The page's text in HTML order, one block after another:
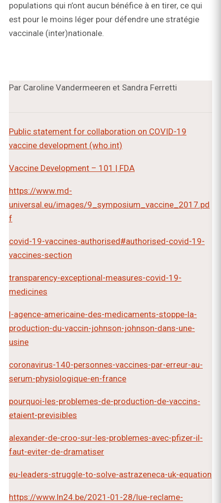
populations qui n’ont aucun bénéfice à en tirer, ce qui
est pour le moins léger pour défendre une stratégie
vaccinale (inter)nationale.
Par Caroline Vandermeeren et Sandra Ferretti
Public statement for collaboration on COVID-19
vaccine development (who.int)
Vaccine Development – 101 | FDA
https://www.md-
universal.eu/images/9_symposium_vaccine_2017.pd
f
covid-19-vaccines-authorised#authorised-covid-19-
vaccines-section
transparency-exceptional-measures-covid-19-
medicines
l-agence-americaine-des-medicaments-stoppe-la-
production-du-vaccin-johnson-johnson-dans-une-
usine
coronavirus-140-personnes-vaccines-par-erreur-au-
serum-physiologique-en-france
pourquoi-les-problemes-de-production-de-vaccins-
etaient-previsibles
alexander-de-croo-sur-les-problemes-avec-pfizer-il-
faut-eviter-de-dramatiser
eu-leaders-struggle-to-solve-astrazeneca-uk-equation
https://www.ln24.be/2021-01-28/lue-reclame-